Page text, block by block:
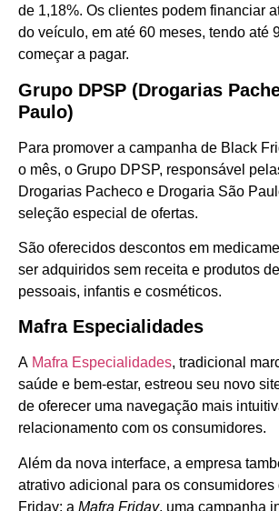
de 1,18%. Os clientes podem financiar
do veículo, em até 60 meses, tendo até
começar a pagar.
Grupo DPSP (Drogarias
Paulo)
Para promover a campanha de Black
o mês, o Grupo DPSP, responsável
Drogarias Pacheco e Drogaria São
seleção especial de ofertas.
São oferecidos descontos em
ser adquiridos sem receita e produtos
pessoais, infantis e cosméticos.
Mafra Especialidades
A Mafra Especialidades, tradicional
saúde e bem-estar, estreou seu novo
de oferecer uma navegação mais
relacionamento com os consumidores.
Além da nova interface, a empresa
atrativo adicional para os consumidores
Friday: a Mafra Friday, uma campanha